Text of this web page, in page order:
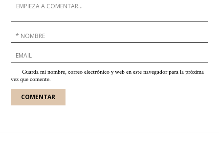
Guarda mi nombre, correo electrónico y web en este navegador para la próxima
vez que comente.